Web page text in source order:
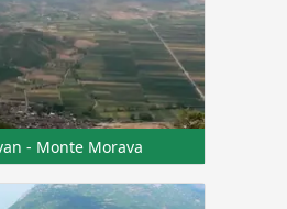
- Monte Morava